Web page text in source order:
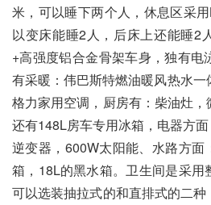
米，可以睡下两个人，休息区采
以变床能睡2人，后床上还能睡2
+高强度铝合金骨架车身，独有电
有采暖：伟巴斯特燃油暖风热水
格力家用空调，厨房有：柴油灶
还有148L房车专用冰箱，电器方
逆变器，600W太阳能、水路方面
箱，18L的黑水箱。卫生间是采用
可以选装抽拉式的和直排式的二种